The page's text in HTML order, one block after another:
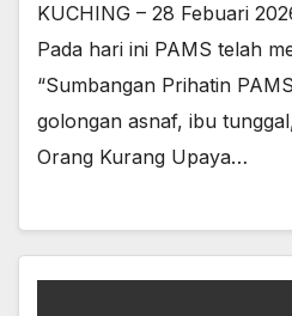
KUCHING – 28 Febuari
Pada hari ini PAMS telah
“Sumbangan Prihatin
golongan asnaf, ibu
Orang Kurang Upaya…